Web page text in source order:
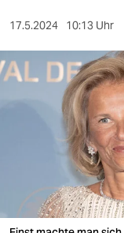
sport
berlin
wahrheit
verlag
17.5.2024 10:13 Uhr